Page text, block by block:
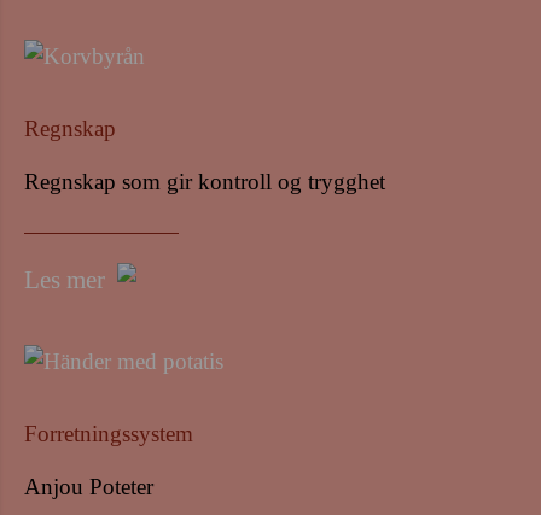
Regnskap
Regnskap som gir kontroll og trygghet
Les mer
Forretningssystem
Anjou Poteter